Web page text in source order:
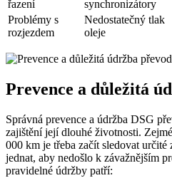
řazení synchronizátory
Problémy s
rozjezdem
Nedostatečný tlak
oleje
Prevence a důležitá
Správná prevence a údržba DSG
zajištění její dlouhé životnosti.
000 km je třeba začít sledovat určité
jednat, aby nedošlo k závažnějším
pravidelné údržby patří: